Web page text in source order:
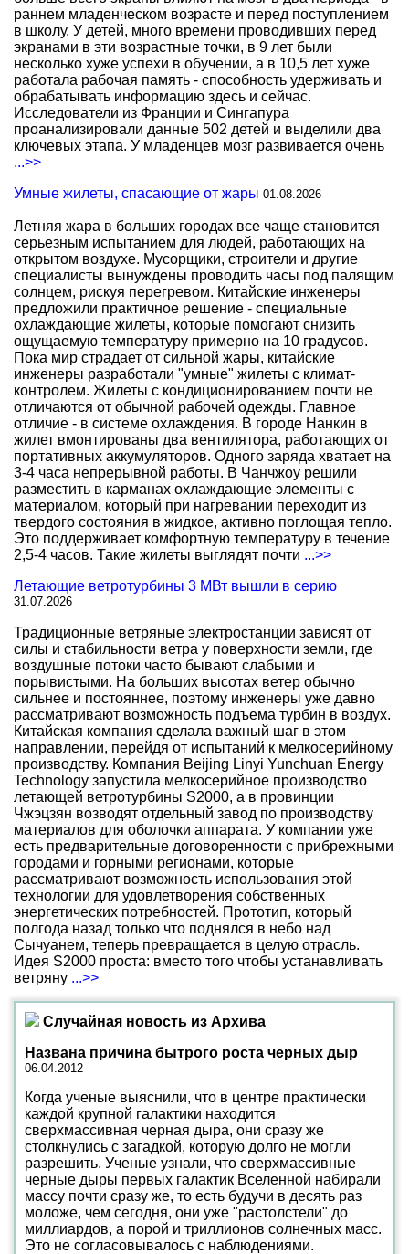
раннем младенческом возрасте и перед поступлением
в школу. У детей, много времени проводивших перед
экранами в эти возрастные точки, в 9 лет были
несколько хуже успехи в обучении, а в 10,5 лет хуже
работала рабочая память - способность удерживать и
обрабатывать информацию здесь и сейчас.
Исследователи из Франции и Сингапура
проанализировали данные 502 детей и выделили два
ключевых этапа. У младенцев мозг развивается очень
...>>
Умные жилеты, спасающие от жары 01.08.2026
Летняя жара в больших городах все чаще становится
серьезным испытанием для людей, работающих на
открытом воздухе. Мусорщики, строители и другие
специалисты вынуждены проводить часы под палящим
солнцем, рискуя перегревом. Китайские инженеры
предложили практичное решение - специальные
охлаждающие жилеты, которые помогают снизить
ощущаемую температуру примерно на 10 градусов.
Пока мир страдает от сильной жары, китайские
инженеры разработали "умные" жилеты с климат-
контролем. Жилеты с кондиционированием почти не
отличаются от обычной рабочей одежды. Главное
отличие - в системе охлаждения. В городе Нанкин в
жилет вмонтированы два вентилятора, работающих от
портативных аккумуляторов. Одного заряда хватает на
3-4 часа непрерывной работы. В Чанчжоу решили
разместить в карманах охлаждающие элементы с
материалом, который при нагревании переходит из
твердого состояния в жидкое, активно поглощая тепло.
Это поддерживает комфортную температуру в течение
2,5-4 часов. Такие жилеты выглядят почти ...>>
Летающие ветротурбины 3 МВт вышли в серию
31.07.2026
Традиционные ветряные электростанции зависят от
силы и стабильности ветра у поверхности земли, где
воздушные потоки часто бывают слабыми и
порывистыми. На больших высотах ветер обычно
сильнее и постояннее, поэтому инженеры уже давно
рассматривают возможность подъема турбин в воздух.
Китайская компания сделала важный шаг в этом
направлении, перейдя от испытаний к мелкосерийному
производству. Компания Beijing Linyi Yunchuan Energy
Technology запустила мелкосерийное производство
летающей ветротурбины S2000, а в провинции
Чжэцзян возводят отдельный завод по производству
материалов для оболочки аппарата. У компании уже
есть предварительные договоренности с прибрежными
городами и горными регионами, которые
рассматривают возможность использования этой
технологии для удовлетворения собственных
энергетических потребностей. Прототип, который
полгода назад только что поднялся в небо над
Сычуанем, теперь превращается в целую отрасль.
Идея S2000 проста: вместо того чтобы устанавливать
ветряну ...>>
Случайная новость из Архива
Названа причина бытрого роста черных дыр
06.04.2012
Когда ученые выяснили, что в центре практически
каждой крупной галактики находится
сверхмассивная черная дыра, они сразу же
столкнулись с загадкой, которую долго не могли
разрешить. Ученые узнали, что сверхмассивные
черные дыры первых галактик Вселенной набирали
массу почти сразу же, то есть будучи в десять раз
моложе, чем сегодня, они уже "растолстели" до
миллиардов, а порой и триллионов солнечных масс.
Это не согласовывалось с наблюдениями.